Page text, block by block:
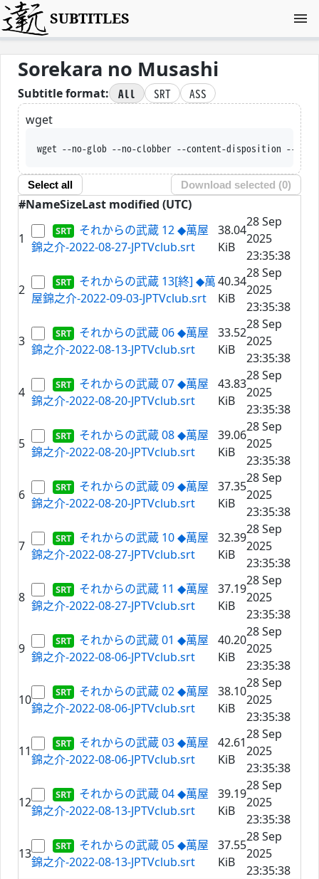
SUBTITLES
Sorekara no Musashi
Subtitle format: All SRT
ASS
wget
wget --no-glob --no-clobber --content-disposition --trust-server-names
Select all Download selected (0)
#NameSizeLast modified (UTC)
1
それからの武蔵 12 ◆萬屋
錦之介-2022-08-27-JPTVclub.srt
38.04
KiB
28 Sep
2025
23:35:38
2
それからの武蔵 13[終] ◆萬
屋錦之介-2022-09-03-JPTVclub.srt
40.34
KiB
28 Sep
2025
23:35:38
3
それからの武蔵 06 ◆萬屋
錦之介-2022-08-13-JPTVclub.srt
33.52
KiB
28 Sep
2025
23:35:38
4
それからの武蔵 07 ◆萬屋
錦之介-2022-08-20-JPTVclub.srt
43.83
KiB
28 Sep
2025
23:35:38
5
それからの武蔵 08 ◆萬屋
錦之介-2022-08-20-JPTVclub.srt
39.06
KiB
28 Sep
2025
23:35:38
6
それからの武蔵 09 ◆萬屋
錦之介-2022-08-20-JPTVclub.srt
37.35
KiB
28 Sep
2025
23:35:38
7
それからの武蔵 10 ◆萬屋
錦之介-2022-08-27-JPTVclub.srt
32.39
KiB
28 Sep
2025
23:35:38
8
それからの武蔵 11 ◆萬屋
錦之介-2022-08-27-JPTVclub.srt
37.19
KiB
28 Sep
2025
23:35:38
9
それからの武蔵 01 ◆萬屋
錦之介-2022-08-06-JPTVclub.srt
40.20
KiB
28 Sep
2025
23:35:38
10
それからの武蔵 02 ◆萬屋
錦之介-2022-08-06-JPTVclub.srt
38.10
KiB
28 Sep
2025
23:35:38
11
それからの武蔵 03 ◆萬屋
錦之介-2022-08-06-JPTVclub.srt
42.61
KiB
28 Sep
2025
23:35:38
12
それからの武蔵 04 ◆萬屋
錦之介-2022-08-13-JPTVclub.srt
39.19
KiB
28 Sep
2025
23:35:38
13
それからの武蔵 05 ◆萬屋
錦之介-2022-08-13-JPTVclub.srt
37.55
KiB
28 Sep
2025
23:35:38